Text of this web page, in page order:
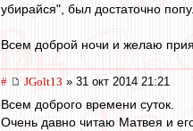
убирайся", был достаточно
Всем доброй ночи и желаю
# JGolt13 » 31 окт 2014 21:21
Всем доброго времени суток.
Очень давно читаю Матвея и